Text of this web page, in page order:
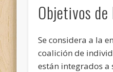
Objetivos
Se considera a la
coalición de
están integrados a